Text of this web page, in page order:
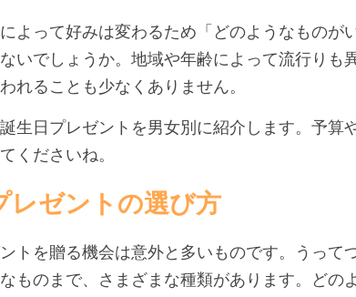
よって好みは変わるため「どのようなものが
いでしょうか。地域や年齢によって流行りも
れることも少なくありません。
生日プレゼントを男女別に紹介します。予算
くださいね。
レゼントの選び方
トを贈る機会は意外と多いものです。うって
ものまで、さまざまな種類があります。どの